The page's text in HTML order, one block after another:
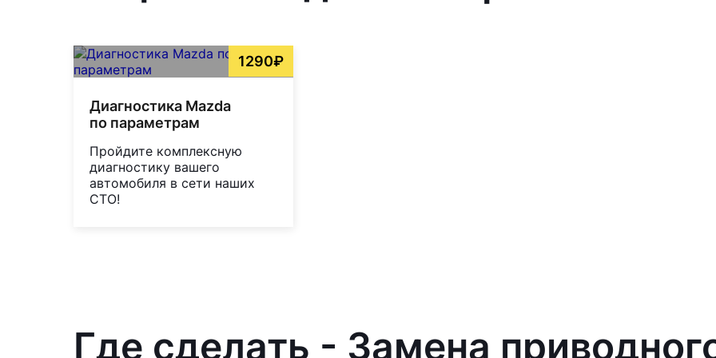
1290₽
Диагностика Mazda
по параметрам
Пройдите комплексную
диагностику вашего
автомобиля в сети наших
СТО!
Где сделать - Замена